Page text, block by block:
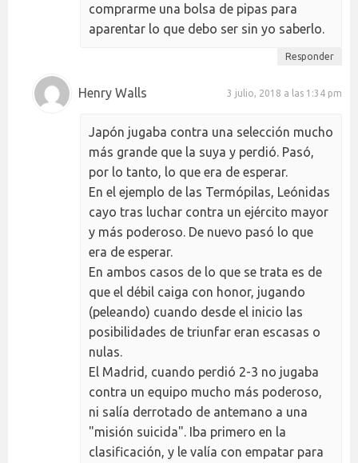
comprarme una bolsa de pipas para
aparentar lo que debo ser sin yo saberlo.
Responder
Henry Walls 3 julio, 2018 a las 1:34 pm
Japón jugaba contra una selección mucho
más grande que la suya y perdió. Pasó,
por lo tanto, lo que era de esperar.
En el ejemplo de las Termópilas, Leónidas
cayo tras luchar contra un ejército mayor
y más poderoso. De nuevo pasó lo que
era de esperar.
En ambos casos de lo que se trata es de
que el débil caiga con honor, jugando
(peleando) cuando desde el inicio las
posibilidades de triunfar eran escasas o
nulas.
El Madrid, cuando perdió 2-3 no jugaba
contra un equipo mucho más poderoso,
ni salía derrotado de antemano a una
"misión suicida". Iba primero en la
clasificación, y le valía con empatar para